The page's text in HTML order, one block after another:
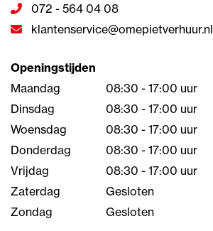
072 - 564 04 08
klantenservice@omepietverhuur.nl
Openingstijden
Maandag
08:30 - 17:00 uur
Dinsdag
08:30 - 17:00 uur
Woensdag
08:30 - 17:00 uur
Donderdag
08:30 - 17:00 uur
Vrijdag
08:30 - 17:00 uur
Zaterdag
Gesloten
Zondag
Gesloten